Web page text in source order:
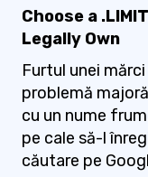
Choose a
Legally Own
Furtul unei
problemă
cu un nume
pe cale să-l
căutare pe